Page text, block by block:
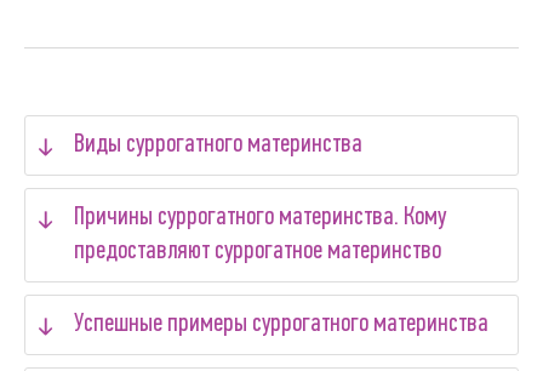
Виды суррогатного материнства
Причины суррогатного материнства. Кому
предоставляют суррогатное материнство
Успешные примеры суррогатного материнства